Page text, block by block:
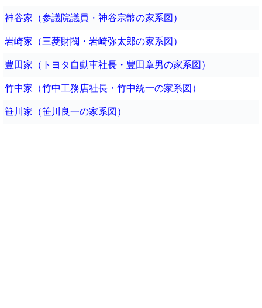
神谷家（参議院議員・神谷宗幣の家系図）
岩崎家（三菱財閥・岩崎弥太郎の家系図）
豊田家（トヨタ自動車社長・豊田章男の家系図）
竹中家（竹中工務店社長・竹中統一の家系図）
笹川家（笹川良一の家系図）